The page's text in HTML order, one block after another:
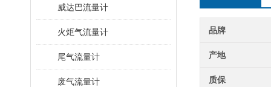
威达巴流量计
火炬气流量计
尾气流量计
废气流量计
品牌
产地
质保